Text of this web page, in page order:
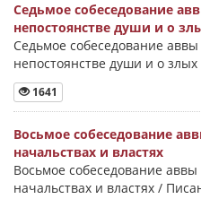
Седьмое собеседование
непостоянстве души и о
Седьмое собеседование
непостоянстве души и о злых
1641
Восьмое собеседование
начальствах и властях
Восьмое собеседование
начальствах и властях /